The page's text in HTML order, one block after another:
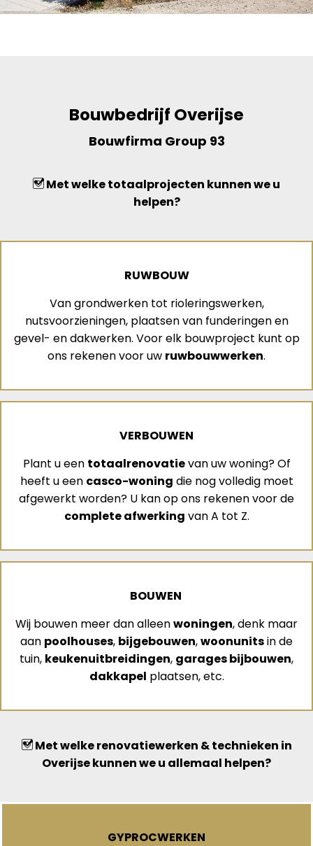
Bouwbedrijf Overijse
Bouwfirma Group 93
Met welke totaalprojecten kunnen we u
helpen?
RUWBOUW
Van grondwerken tot rioleringswerken,
nutsvoorzieningen, plaatsen van funderingen en
gevel- en dakwerken. Voor elk bouwproject kunt op
ons rekenen voor uw ruwbouwwerken.
VERBOUWEN
Plant u een totaalrenovatievan uw woning? Of
heeft u een casco-woning die nog volledig moet
afgewerkt worden? U kan op ons rekenen voor de
complete afwerking van A tot Z.
BOUWEN
Wij bouwen meer dan alleenwoningen, denk maar
aan poolhouses, bijgebouwen,woonunitsin de
tuin, keukenuitbreidingen, garages bijbouwen,
dakkapel plaatsen, etc.
Met welke renovatiewerken & technieken in
Overijse kunnen we u allemaal helpen?
GYPROCWERKEN